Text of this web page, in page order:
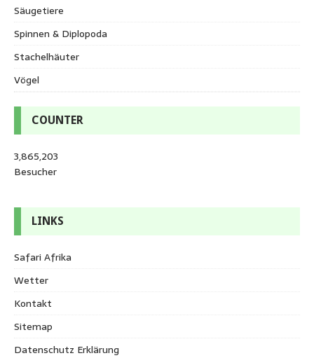
Säugetiere
Spinnen & Diplopoda
Stachelhäuter
Vögel
COUNTER
3,865,203
Besucher
LINKS
Safari Afrika
Wetter
Kontakt
Sitemap
Datenschutz Erklärung